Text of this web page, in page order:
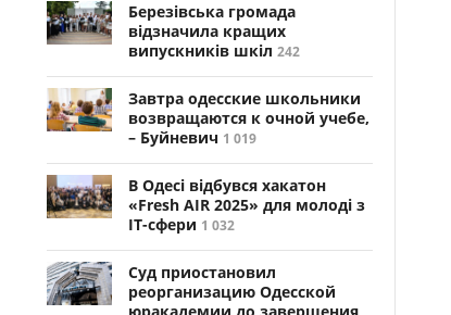
Березівська громада
відзначила кращих
випускників шкіл 242
Завтра одесские школьники
возвращаются к очной учебе,
– Буйневич 1 019
В Одесі відбувся хакатон
«Fresh AIR 2025» для молоді з
ІТ-сфери 1 032
Суд приостановил
реорганизацию Одесской